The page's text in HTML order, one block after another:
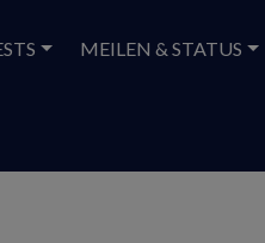
MEILEN & STATUS